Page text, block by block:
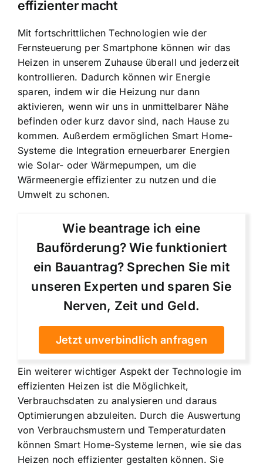
effizienter macht
Mit fortschrittlichen Technologien wie der
Fernsteuerung per Smartphone können wir das
Heizen in unserem Zuhause überall und jederzeit
kontrollieren. Dadurch können wir Energie
sparen, indem wir die Heizung nur dann
aktivieren, wenn wir uns in unmittelbarer Nähe
befinden oder kurz davor sind, nach Hause zu
kommen. Außerdem ermöglichen Smart Home-
Systeme die Integration erneuerbarer Energien
wie Solar- oder Wärmepumpen, um die
Wärmeenergie effizienter zu nutzen und die
Umwelt zu schonen.
Wie beantrage ich eine
Bauförderung? Wie funktioniert
ein Bauantrag? Sprechen Sie mit
unseren Experten und sparen Sie
Nerven, Zeit und Geld.
Jetzt unverbindlich anfragen
Ein weiterer wichtiger Aspekt der Technologie im
effizienten Heizen ist die Möglichkeit,
Verbrauchsdaten zu analysieren und daraus
Optimierungen abzuleiten. Durch die Auswertung
von Verbrauchsmustern und Temperaturdaten
können Smart Home-Systeme lernen, wie sie das
Heizen noch effizienter gestalten können. Sie